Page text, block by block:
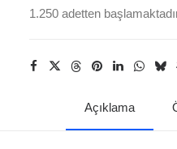
1.250 adetten
Açıklama